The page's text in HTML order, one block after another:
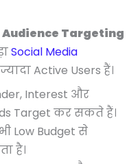
Audience Targeting
Social Media
Active Users हैं।
Interest और
Target कर सकते हैं।
Low Budget से
है।